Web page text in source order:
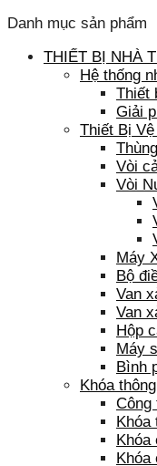
Danh mục sản phẩm
THIẾT BỊ NHÀ
Hệ thống
Thiết
Giải
Thiết Bị
Vòi
Vòi
Máy
Bộ
Van
Van
Hộp
Máy
Bình
Khóa
Công
Khóa
Khóa
Khóa